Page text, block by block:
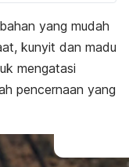
yang mudah
kunyit dan madu
mengatasi
pencernaan yang